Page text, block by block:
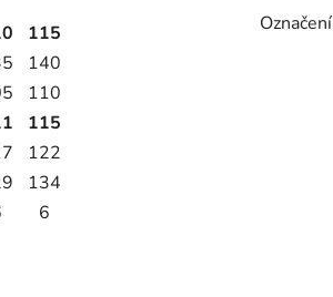
115
140
110
115
122
134
6